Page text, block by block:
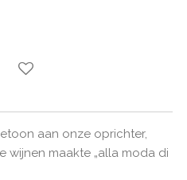
aan onze oprichter,
wijnen maakte „alla moda di